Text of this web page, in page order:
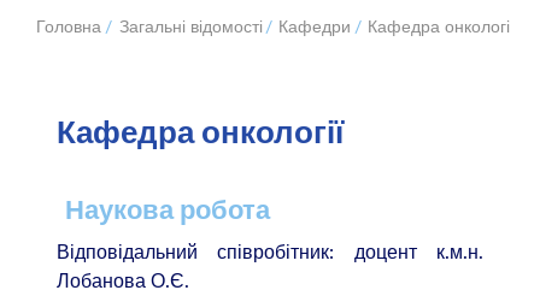
Головна / Загальні відомості / Кафедри / Кафедра онкології
Кафедра онкології
Наукова робота
Відповідальний співробітник: доцент к.м.н.
Лобанова О.Є.